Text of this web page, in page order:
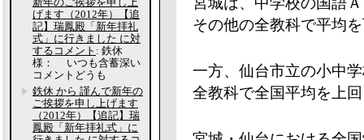
その他の全教科で平均
一方、仙台市立の小中
全教科で全国平均を上
げます（2012年）【追
記】瑞鳳殿「新年拝礼
式」に行きました に対
するコメント : 鉄休
様： いつも含蓄深い
コメントどうも
鉄休 から 謹んで新年の
ご挨拶を申し上げます
（2012年）【追記】瑞
鳳殿「新年拝礼式」に